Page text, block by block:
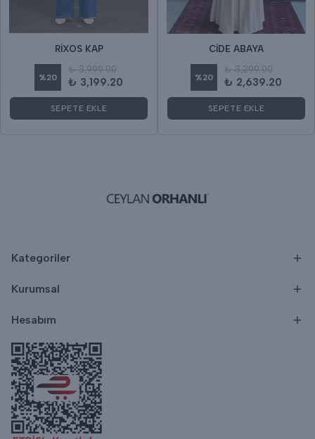
RİXOS KAP
%20
₺ 3,999.00
₺ 3,199.20
SEPETE EKLE
CİDE ABAYA
%20
₺ 3,299.00
₺ 2,639.20
SEPETE EKLE
Kategoriler
Kurumsal
Hesabım